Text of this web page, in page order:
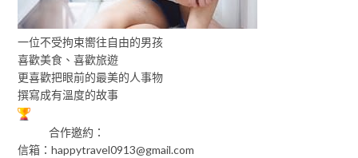
一位不受拘束嚮往自由的男孩
喜歡美食、喜歡旅遊
更喜歡把眼前的最美的人事物
撰寫成有溫度的故事
合作邀約：
信箱：happytravel0913@gmail.com